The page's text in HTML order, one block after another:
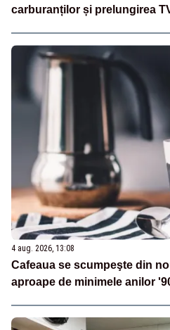
carburanților și prelungirea
4 aug. 2026, 13:08
Cafeaua se scumpeşte din
aproape de minimele anilor